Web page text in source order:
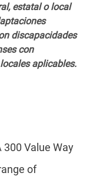
estatal o local
discapacidades
con
aplicables.
Value Way
of